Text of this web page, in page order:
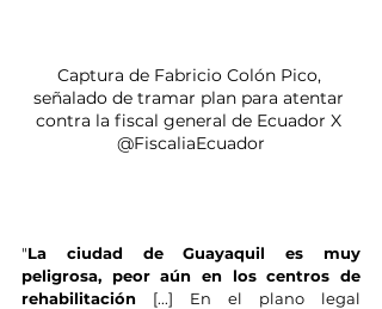
Captura de Fabricio Colón Pico,
señalado de tramar plan para atentar
contra la fiscal general de Ecuador X
@FiscaliaEcuador
"La ciudad de Guayaquil es muy
peligrosa, peor aún en los centros de
rehabilitación [...] En el plano legal